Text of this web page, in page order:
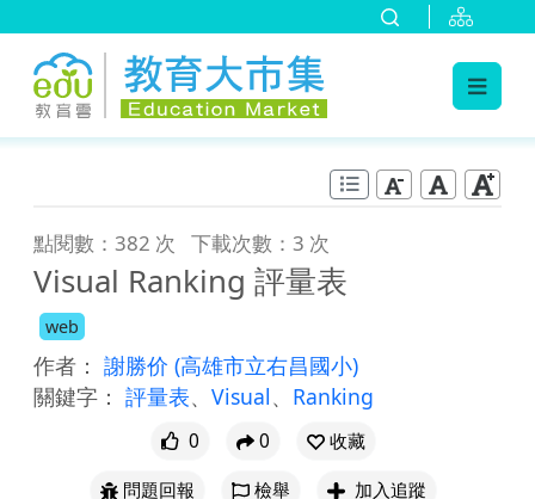
點閱數：382 次 下載次數：3 次
Visual Ranking 評量表
web
作者： 謝勝价 (高雄市立右昌國小)
關鍵字： 評量表、 Visual、 Ranking
0 0
收藏
問題回報
檢舉 加入追蹤